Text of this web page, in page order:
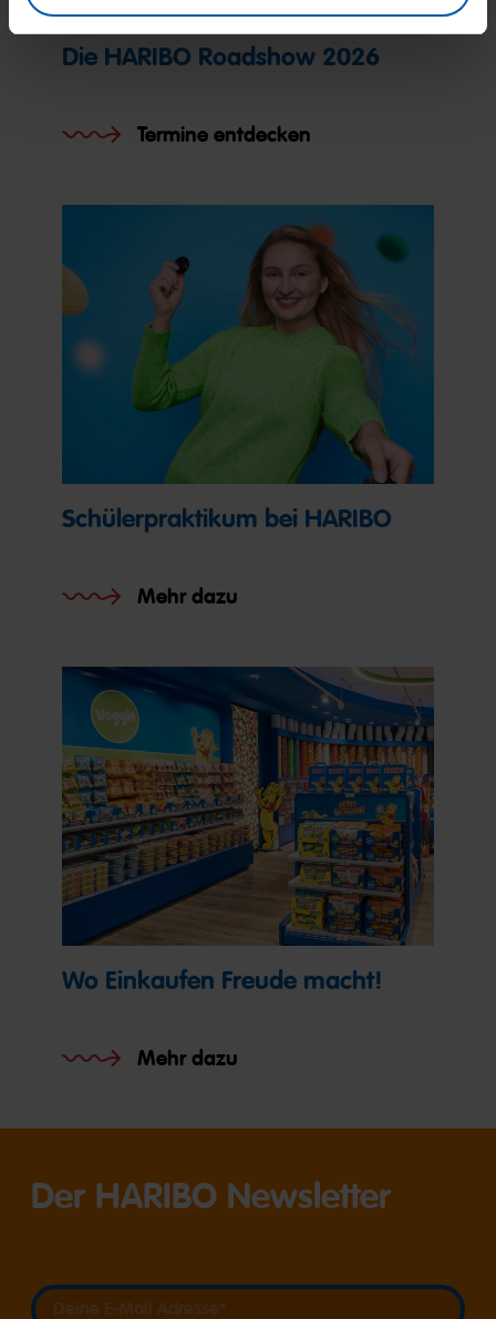
Die HARIBO Roadshow 2026
Termine entdecken
Schülerpraktikum bei HARIBO
Mehr dazu
Wo Einkaufen Freude macht!
Mehr dazu
Der HARIBO Newsletter